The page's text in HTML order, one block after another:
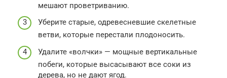
мешают проветриванию.
Уберите старые, одревесневшие скелетные
ветви, которые перестали плодоносить.
Удалите «волчки» — мощные вертикальные
побеги, которые высасывают все соки из
дерева, но не дают ягод.